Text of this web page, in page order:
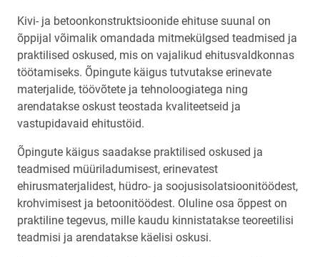
Kivi- ja betoonkonstruktsioonide ehituse suunal on
õppijal võimalik omandada mitmekülgsed teadmised ja
praktilised oskused, mis on vajalikud ehitusvaldkonnas
töötamiseks. Õpingute käigus tutvutakse erinevate
materjalide, töövõtete ja tehnoloogiatega ning
arendatakse oskust teostada kvaliteetseid ja
vastupidavaid ehitustöid.
Õpingute käigus saadakse praktilised oskused ja
teadmised müüriladumisest, erinevatest
ehirusmaterjalidest, hüdro- ja soojusisolatsioonitöödest,
krohvimisest ja betoonitöödest. Oluline osa õppest on
praktiline tegevus, mille kaudu kinnistatakse teoreetilisi
teadmisi ja arendatakse käelisi oskusi.